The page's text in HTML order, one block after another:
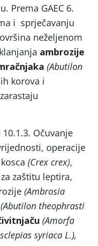
Prema GAEC 6.
i sprječavanju
neželjenom
ambrozije
(Abutilon
korova i
Očuvanje
operacije
(Crex crex),
zaštitu leptira,
(Ambrosia
(Abutilon theophrasti
(Amorfa
syriaca L.),